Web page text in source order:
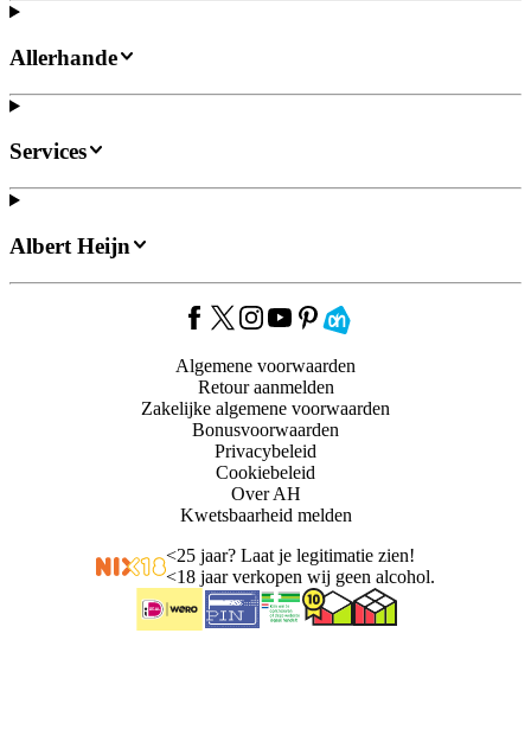
Allerhande
Services
Albert Heijn
Algemene voorwaarden
Retour aanmelden
Zakelijke algemene voorwaarden
Bonusvoorwaarden
Privacybeleid
Cookiebeleid
Over AH
Kwetsbaarheid melden
<25 jaar? Laat je legitimatie zien!
<18 jaar verkopen wij geen alcohol.